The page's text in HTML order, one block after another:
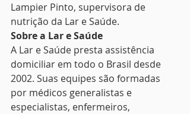
Lampier Pinto, supervisora de
nutrição da Lar e Saúde.
Sobre a Lar e Saúde
A Lar e Saúde presta assistência
domiciliar em todo o Brasil desde
2002. Suas equipes são formadas
por médicos generalistas e
especialistas, enfermeiros,